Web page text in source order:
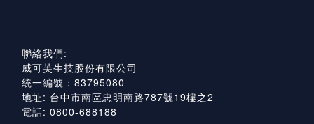
聯絡我們:
威可芙生技股份有限公司
統一編號：83795080
地址: 台中市南區忠明南路787號19樓之2
電話: 0800-688188